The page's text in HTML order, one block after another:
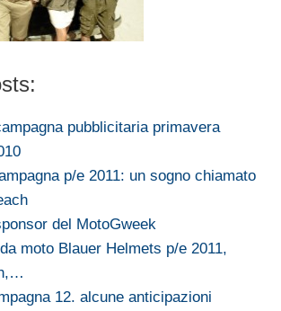
pubblicitaria primavera
p/e 2011: un sogno chiamato
del MotoGweek
moto Blauer Helmets p/e 2011,
12. alcune anticipazioni